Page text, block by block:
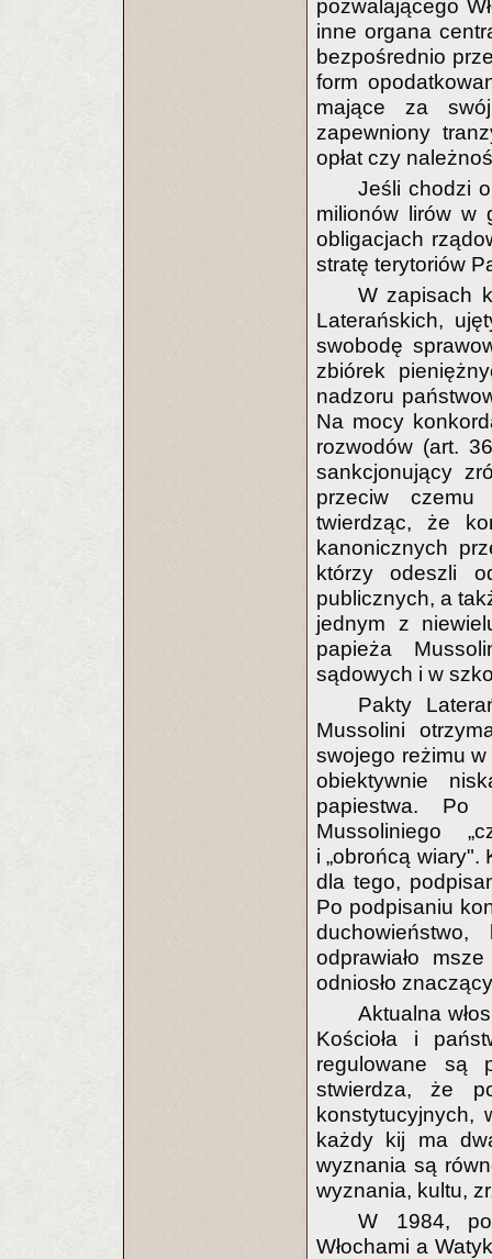
pozwalającego
inne organa
bezpośrednio
form
mające za
zapewniony
opłat czy
Jeśli chodzi
milionów lirów w
obligacjach
stratę terytoriów
W zapisach
Laterańskich,
swobodę
zbiórek
nadzoru
Na mocy
rozwodów (art.
sankcjonujący
przeciw czemu
twierdząc, że
kanonicznych
którzy odeszli
publicznych, a
jednym z
papieża
sądowych i w
Pakty
Mussolini
swojego reżimu w
obiektywnie
papiestwa. Po
Mussoliniego
i „obrońcą wiary".
dla tego,
Po podpisaniu
odprawiało
odniosło
Aktualna
Kościoła i
regulowane są
stwierdza, że
konstytucyjnych,
każdy kij ma
wyznania są
wyznania, kultu,
W 1984,
Włochami a